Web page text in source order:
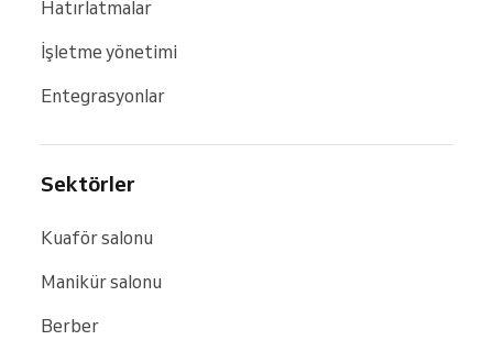
Hatırlatmalar
İşletme yönetimi
Entegrasyonlar
Sektörler
Kuaför salonu
Manikür salonu
Berber